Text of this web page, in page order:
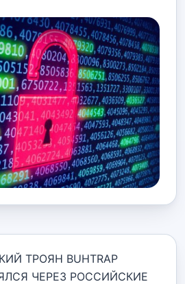
ТРОЯН BUHTRAP
ЧЕРЕЗ РОССИЙСКИЕ